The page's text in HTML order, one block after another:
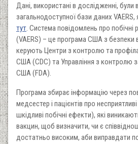
Дані, використані в дослідженні, були
загальнодоступної бази даних
тут. Система повідомлень про побічні
(VAERS) – це програма США з безпеки
керують Центри з контролю та
США (CDC) та Управління з контролю
США (FDA).
Програма збирає інформацію через
медсестер і пацієнтів про
шкідливі побічні ефекти), які
вакцин, щоб визначити, чи є
достатньо високим, аби виправдати